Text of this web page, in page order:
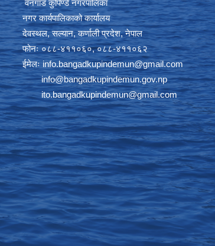
वनगाड कुपिण्डे नगरपालिका
नगर कार्यपालिकाको कार्यालय
देवस्थल, सल्यान, कर्णाली प्रदेश, नेपाल
फोनः ०८८-४११०६०, ०८८-४११०६२
ईमेलःinfo.bangadkupindemun@gmail.com
info@bangadkupindemun.gov.np
ito.bangadkupindemun@gmail.com